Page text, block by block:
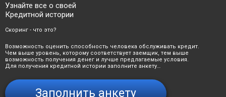
Узнайте все о своей
Кредитной истории
Скоринг - что это?
Возможность оценить способность человека обслуживать кредит.
Чем выше уровень, которому соответствует заемщик, тем выше
возможность получения денег и лучше предлагаемые условия.
Для получения кредитной истории заполните анкету…
Заполнить анкету